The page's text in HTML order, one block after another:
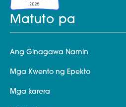
Matuto pa
Ang Ginagawa Namin
Mga Kwento ng Epekto
Mga karera